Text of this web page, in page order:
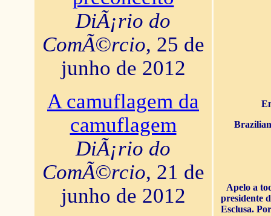
DiÃ¡rio do
ComÃ©rcio, 25 de
junho de 2012
A camuflagem da
camuflagem
DiÃ¡rio do
ComÃ©rcio, 21 de
junho de 2012
Apelo a
presidente
Esclusa.